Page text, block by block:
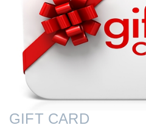
GIFT CARD